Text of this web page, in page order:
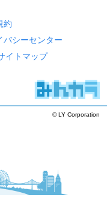
約
バシーセンター
イトマップ
© LY Corporation